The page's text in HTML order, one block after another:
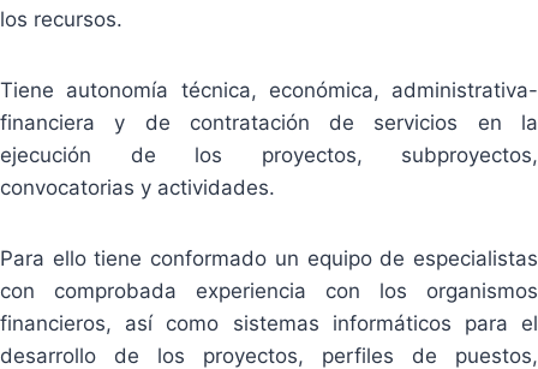
los recursos.
Tiene autonomía técnica, económica, administrativa-
financiera y de contratación de servicios en la
ejecución de los proyectos, subproyectos,
convocatorias y actividades.
Para ello tiene conformado un equipo de especialistas
con comprobada experiencia con los organismos
financieros, así como sistemas informáticos para el
desarrollo de los proyectos, perfiles de puestos,